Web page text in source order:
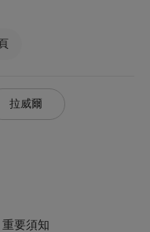
拉威爾
重要須知